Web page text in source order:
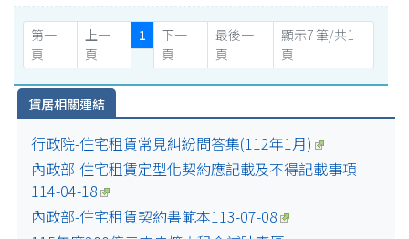
第一
頁
上一
頁
1
下一
頁
最後一
頁
顯示7 筆/共1
頁
賃居相關連結
行政院-住宅租賃常見糾紛問答集(112年1月)
內政部-住宅租賃定型化契約應記載及不得記載事項
114-04-18
內政部-住宅租賃契約書範本113-07-08